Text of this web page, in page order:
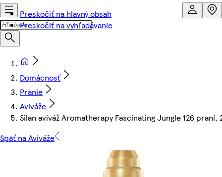
Preskočiť na hlavný obsah
Preskočiť na vyhľadávanie
Domácnosť
Pranie
Aviváže
Silan aviváž Aromatherapy Fascinating Jungle 126 praní,
Späť na Aviváže